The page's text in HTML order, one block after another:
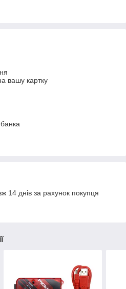
вашу картку
14 днів за рахунок покупця